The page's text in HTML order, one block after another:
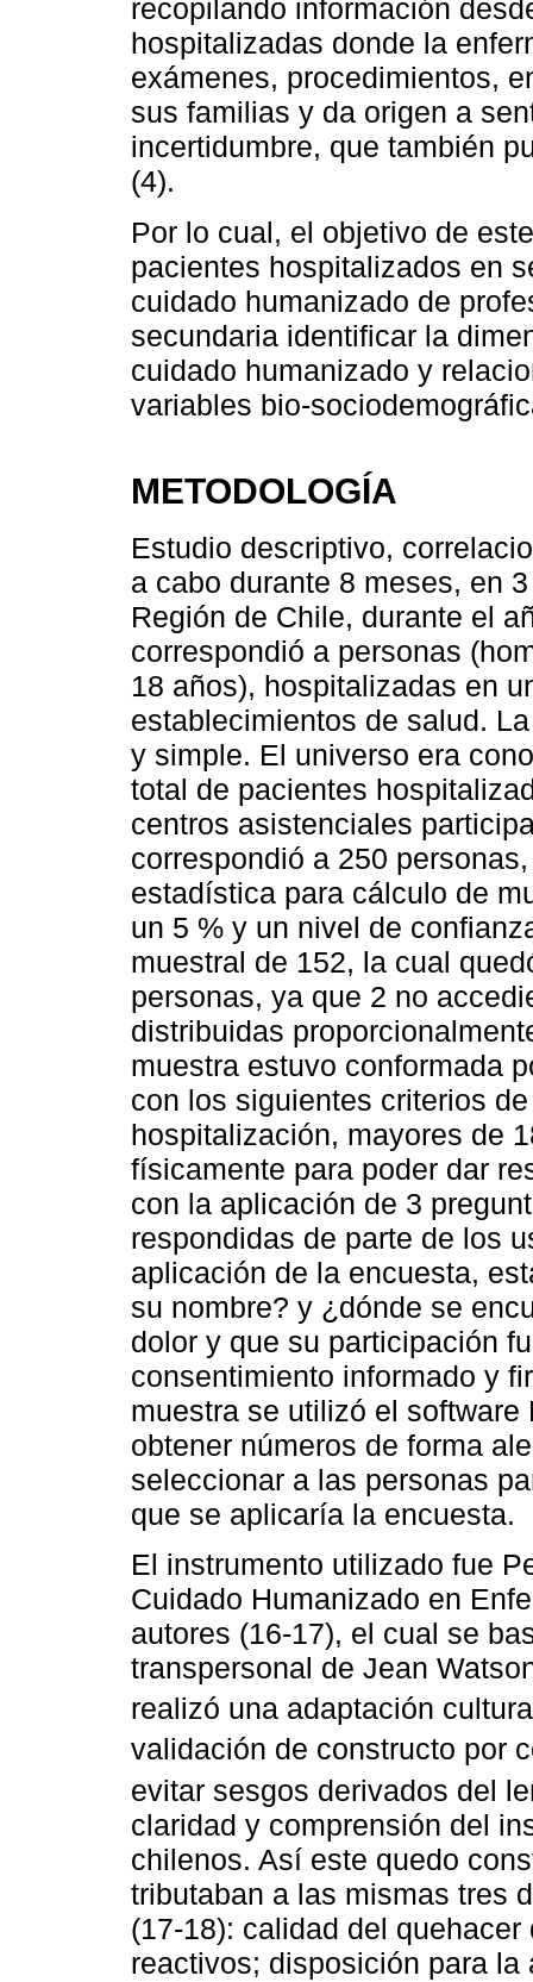
recopilando información
hospitalizadas donde la
exámenes, procedimientos,
sus familias y da origen a
incertidumbre, que también
(4).
Por lo cual, el objetivo de
pacientes hospitalizados en
cuidado humanizado de
secundaria identificar la
cuidado humanizado y
variables bio-
METODOLOGÍA
Estudio descriptivo,
a cabo durante 8 meses, en
Región de Chile, durante el
correspondió a personas
18 años), hospitalizadas en
establecimientos de salud.
y simple. El universo era
total de pacientes
centros asistenciales
correspondió a 250
estadística para cálculo de
un 5 % y un nivel de
muestral de 152, la cual
personas, ya que 2 no
distribuidas
muestra estuvo conformada
con los siguientes criterios
hospitalización, mayores de
físicamente para poder dar
con la aplicación de 3
respondidas de parte de los
aplicación de la encuesta,
su nombre? y ¿dónde se
dolor y que su participación
consentimiento informado y
muestra se utilizó el
obtener números de forma
seleccionar a las personas
que se aplicaría la encuesta.
El instrumento utilizado fue
Cuidado Humanizado en
autores (16-17), el cual se
transpersonal de Jean
realizó una adaptación
validación de constructo por
evitar sesgos derivados del
claridad y comprensión del
chilenos. Así este quedo
tributaban a las mismas tres
(17-18): calidad del
reactivos; disposición para